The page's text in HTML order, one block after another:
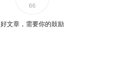
66
好文章，需要你的鼓励